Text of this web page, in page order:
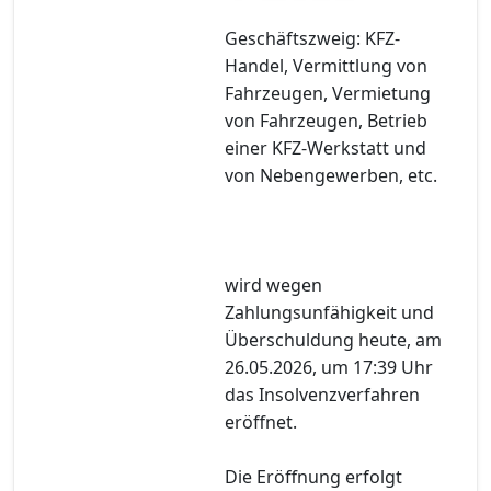
Geschäftszweig: KFZ-
Handel, Vermittlung von
Fahrzeugen, Vermietung
von Fahrzeugen, Betrieb
einer KFZ-Werkstatt und
von Nebengewerben, etc.
wird wegen
Zahlungsunfähigkeit und
Überschuldung heute, am
26.05.2026, um 17:39 Uhr
das Insolvenzverfahren
eröffnet.
Die Eröffnung erfolgt